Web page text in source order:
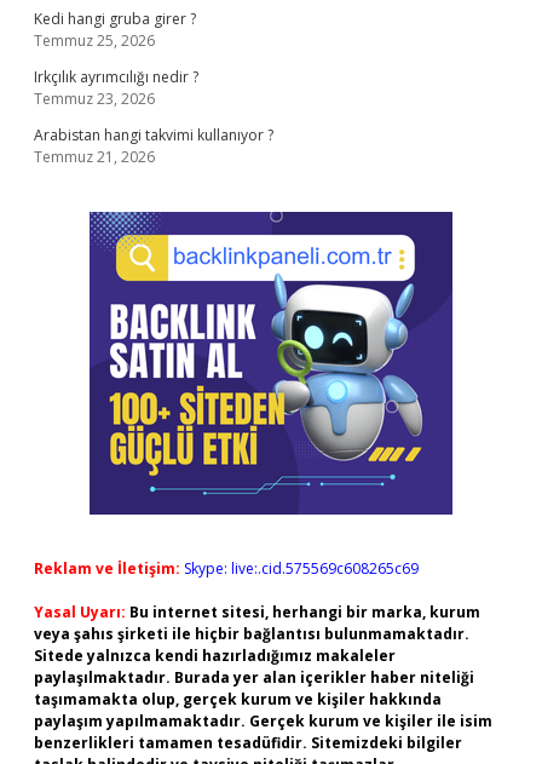
Kedi hangi gruba girer ?
Temmuz 25, 2026
Irkçılık ayrımcılığı nedir ?
Temmuz 23, 2026
Arabistan hangi takvimi kullanıyor ?
Temmuz 21, 2026
Reklam ve İletişim: Skype: live:.cid.575569c608265c69
Yasal Uyarı: Bu internet sitesi, herhangi bir marka, kurum
veya şahıs şirketi ile hiçbir bağlantısı bulunmamaktadır.
Sitede yalnızca kendi hazırladığımız makaleler
paylaşılmaktadır. Burada yer alan içerikler haber niteliği
taşımamakta olup, gerçek kurum ve kişiler hakkında
paylaşım yapılmamaktadır. Gerçek kurum ve kişiler ile isim
benzerlikleri tamamen tesadüfidir. Sitemizdeki bilgiler